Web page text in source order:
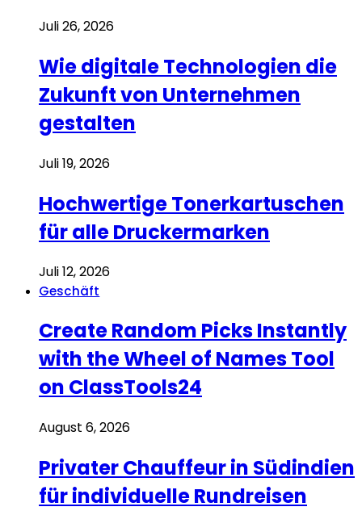
Juli 26, 2026
Wie digitale Technologien die
Zukunft von Unternehmen
gestalten
Juli 19, 2026
Hochwertige Tonerkartuschen
für alle Druckermarken
Juli 12, 2026
Geschäft
Create Random Picks Instantly
with the Wheel of Names Tool
on ClassTools24
August 6, 2026
Privater Chauffeur in Südindien
für individuelle Rundreisen